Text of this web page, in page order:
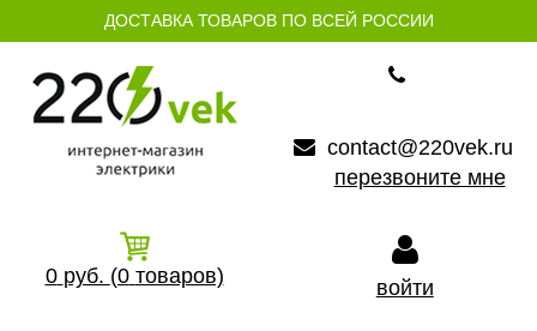
ДОСТАВКА ТОВАРОВ ПО ВСЕЙ РОССИИ
contact@220vek.ru
перезвоните мне
0 руб. (0 товаров) войти